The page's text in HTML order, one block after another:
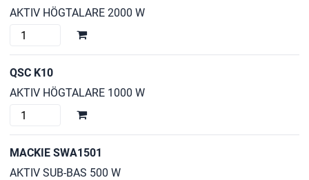
AKTIV HÖGTALARE 2000 W
QSC
mängd
QSC K10
AKTIV HÖGTALARE 1000 W
QSC
mängd
MACKIE SWA1501
AKTIV SUB-BAS 500 W